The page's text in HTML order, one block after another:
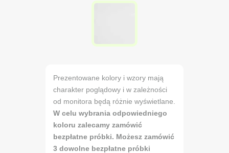
Prezentowane kolory i wzory mają
charakter poglądowy i w zależności
od monitora będą różnie wyświetlane.
W celu wybrania odpowiedniego
koloru zalecamy zamówić
bezpłatne próbki. Możesz zamówić
3 dowolne bezpłatne próbki